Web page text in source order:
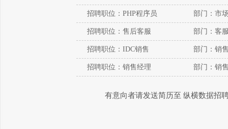
招聘职位：PHP程序员 部门：市
招聘职位：售后客服 部门：客
招聘职位：IDC销售 部门：销
招聘职位：销售经理 部门：销
有意向者请发送简历至 纵横数据招